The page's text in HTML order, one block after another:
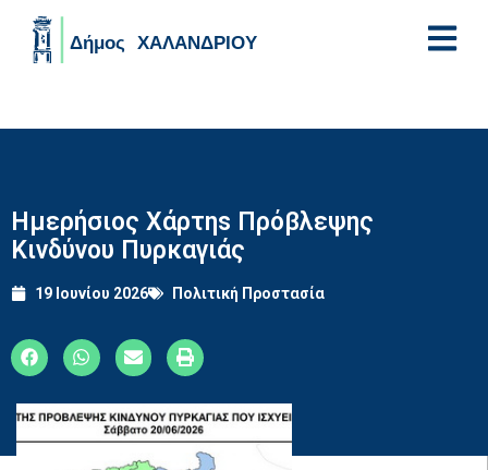
Ημερήσιος Χάρτηs Πρόβλεψης
Κινδύνου Πυρκαγιάς
19 Ιουνίου 2026 Πολιτική Προστασία